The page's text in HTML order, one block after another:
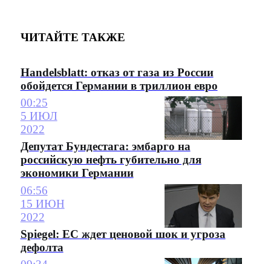
ЧИТАЙТЕ ТАКЖЕ
Handelsblatt: отказ от газа из России
обойдется Германии в триллион евро
00:25
5 ИЮЛ
2022
Депутат Бундестага: эмбарго на
российскую нефть губительно для
экономики Германии
06:56
15 ИЮН
2022
Spiegel: ЕС ждет ценовой шок и угроза
дефолта